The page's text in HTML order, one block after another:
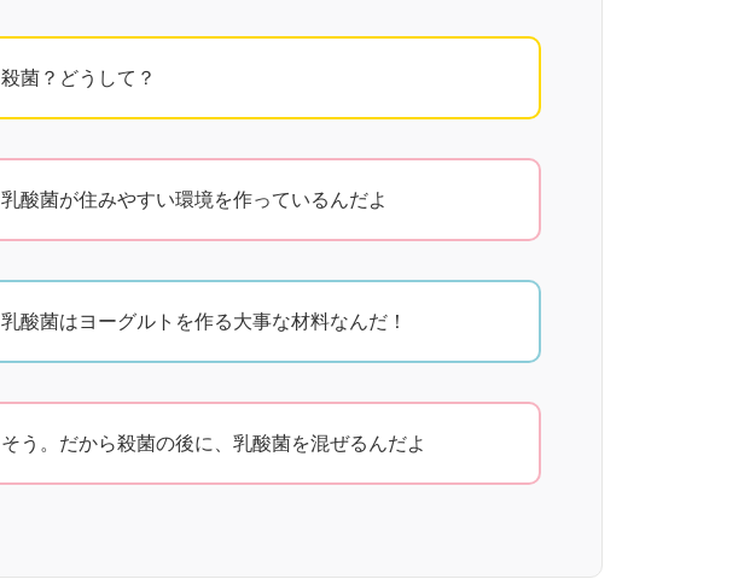
殺菌？どうして？
乳酸菌が住みやすい環境を作っているんだよ
乳酸菌はヨーグルトを作る大事な材料なんだ！
そう。だから殺菌の後に、乳酸菌を混ぜるんだよ